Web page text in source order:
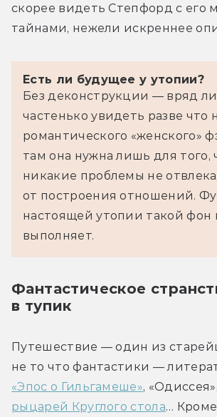
скорее видеть Степфорд с его
тайнами, нежели искреннее
Есть ли будущее у утопии?
Без деконструкции — вряд
частенько увидеть разве что
романтического «женского»
там она нужна лишь для того,
никакие проблемы не
от построения отношений.
настоящей утопии такой фон
выполняет.
Фантастическое
в тупик
Путешествие — один из
«Эпос о Гильгамеше», «Одиссея»,
рыцарей Круглого стола… Кроме